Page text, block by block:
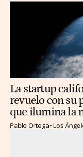
La startup
revuelo con su
que ilumina la
Pablo Ortega Los